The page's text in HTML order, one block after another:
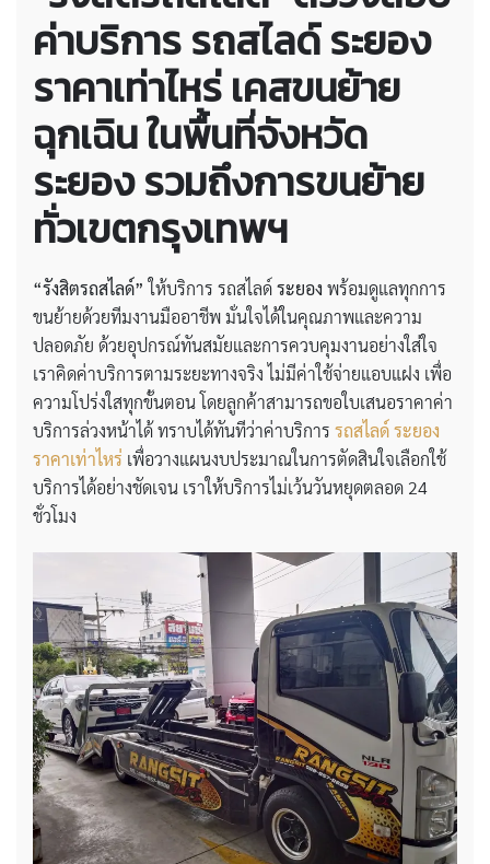
ค่าบริการรถสไลด์ ระยอง
ราคาเท่าไหร่เคสขนย้าย
ฉุกเฉิน ในพื้นที่จังหวัด
ระยอง รวมถึงการขนย้าย
ทั่วเขตกรุงเทพฯ
“รังสิตรถสไลด์” ให้บริการ รถสไลด์ระยอง พร้อมดูแลทุกการ
ขนย้ายด้วยทีมงานมืออาชีพ มั่นใจได้ในคุณภาพและความ
ปลอดภัย ด้วยอุปกรณ์ทันสมัยและการควบคุมงานอย่างใส่ใจ
เราคิดค่าบริการตามระยะทางจริง ไม่มีค่าใช้จ่ายแอบแฝง เพื่อ
ความโปร่งใสทุกขั้นตอน โดยลูกค้าสามารถขอใบเสนอราคาค่า
บริการล่วงหน้าได้ ทราบได้ทันทีว่าค่าบริการ รถสไลด์ ระยอง
ราคาเท่าไหร่ เพื่อวางแผนงบประมาณในการตัดสินใจเลือกใช้
บริการได้อย่างชัดเจน เราให้บริการไม่เว้นวันหยุดตลอด 24
ชั่วโมง